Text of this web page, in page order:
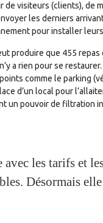
de visiteurs (clients), de
les derniers
pour installer
produire que 455
a rien pour se restaurer.
comme le parking
d’un local pour
un pouvoir de filtration
les tarifs et
Désormais